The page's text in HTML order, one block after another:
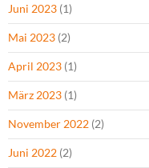
Juni 2023 (1)
Mai 2023 (2)
April 2023 (1)
März 2023 (1)
November 2022 (2)
Juni 2022 (2)